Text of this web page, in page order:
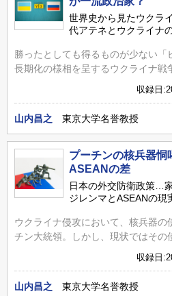
世界史から見たウクラ
代アテネとウクライナ
勝ったとしても得るものが少ない「
長期化の様相を呈するウクライナ戦
収録日
山内昌之 東京大学名誉教授
プーチンの核兵器恫
ASEANの差
日本の外交防衛政策…
ジレンマとASEANの現
ウクライナ侵攻において、核兵器の
チン大統領。しかし、現状ではその
収録日
山内昌之 東京大学名誉教授